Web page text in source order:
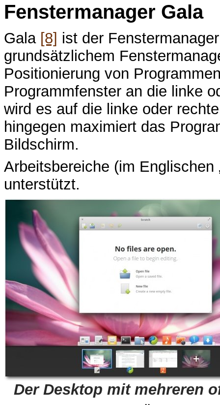
Fenstermanager Gala
Gala [8] ist der
grundsätzlichem
Positionierung von
Programmfenster an die linke
wird es auf die linke oder
hingegen maximiert das
Bildschirm.
Arbeitsbereiche (im Englischen
unterstützt.
Der Desktop mit mehreren